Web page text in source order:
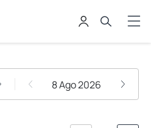
8 Ago 2026